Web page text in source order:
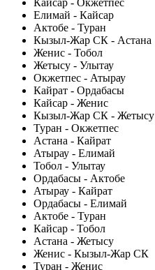
Кайсар - Окжетпес
Елимай - Кайсар
Актобе - Туран
Кызыл-Жар СК - Астана
Женис - Тобол
Жетысу - Улытау
Окжетпес - Атырау
Кайрат - Ордабасы
Кайсар - Женис
Кызыл-Жар СК - Жетысу
Туран - Окжетпес
Астана - Кайрат
Атырау - Елимай
Тобол - Улытау
Ордабасы - Актобе
Атырау - Кайрат
Ордабасы - Елимай
Актобе - Туран
Кайсар - Тобол
Астана - Жетысу
Женис - Кызыл-Жар СК
Туран - Женис